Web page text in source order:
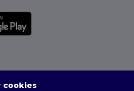
cookies